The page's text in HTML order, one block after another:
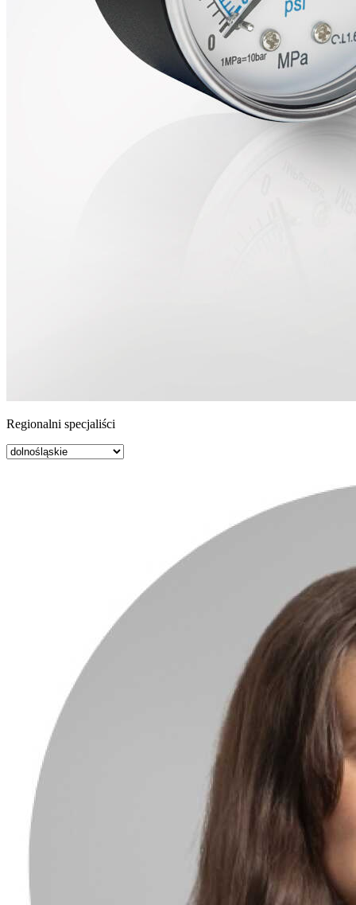
Regionalni specjaliści